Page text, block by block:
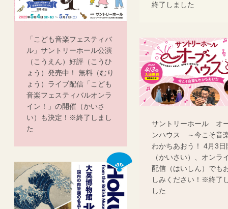
終了しました
「こども音楽フェスティバ
ル」サントリーホール公演
（こうえん）好評（こうひ
ょう）発売中！ 無料（むり
ょう）ライブ配信「こども
音楽フェスティバルオンラ
イン！」の開催（かいさ
い）も決定！※終了しまし
た
サントリーホール オ
ンハウス ～今こそ音
わかちあおう！ 4月3日
（かいさい）、オンラ
配信（はいしん）でも
しみください！※終了
した